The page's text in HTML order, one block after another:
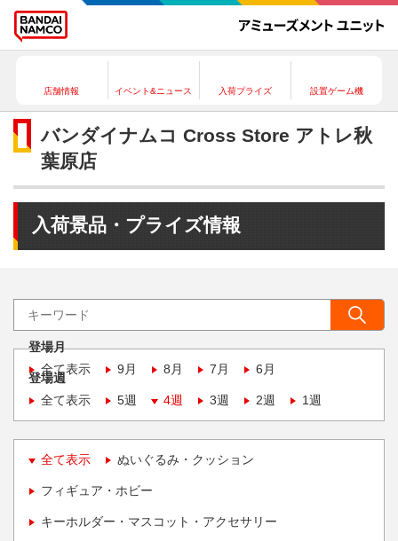
店舗情報 イベント&ニュース 入荷プライズ 設置ゲーム機
バンダイナムコ Cross Store アトレ秋
葉原店
入荷景品・プライズ情報
登場月
全て表示
9月 8月 7月 6月
登場週
全て表示
5週 4週 3週 2週 1週
全て表示 ぬいぐるみ・クッション
フィギュア・ホビー
キーホルダー・マスコット・アクセサリー